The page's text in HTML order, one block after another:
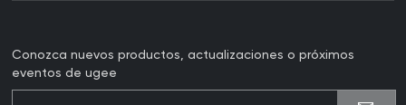
Conozca nuevos productos, actualizaciones o próximos
eventos de ugee